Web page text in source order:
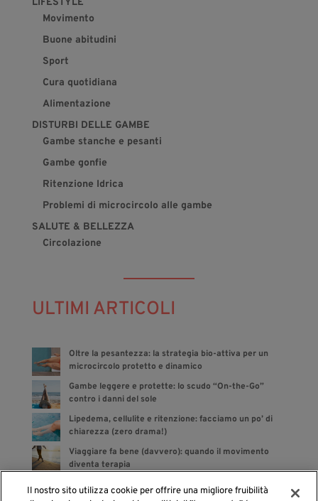
LIFESTYLE
Movimento
Buone abitudini
Sport
Cura quotidiana
Alimentazione
DISTURBI DELLE GAMBE
Gambe stanche e pesanti
Gambe gonfie
Ritenzione Idrica
Problemi di microcircolo alle gambe
SALUTE & BELLEZZA
Circolazione
ULTIMI ARTICOLI
Oltre la pesantezza: la strategia bio-attiva per un
microcircolo protetto e dinamico
Gambe leggere e protette: lo scudo “On-the-Go”
contro i danni del sole
Lipedema, cellulite e ritenzione: facciamo un po’ di
chiarezza (zero drama!)
Viaggiare fa bene (davvero): quando il movimento
diventa terapia
Bye bye gonfiore: gli integratori sono dalla tua parte
Il nostro sito utilizza cookie per offrire una migliore fruibilità